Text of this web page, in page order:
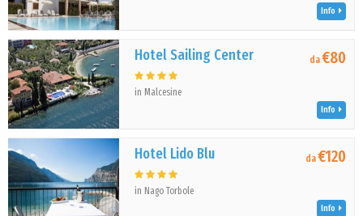
Info
Hotel Sailing Center
in Malcesine
da€80
Info
Hotel Lido Blu
in Nago Torbole
da€120
Info